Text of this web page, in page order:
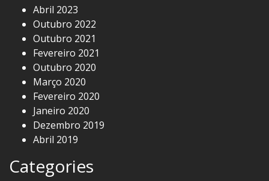
Abril 2023
Outubro 2022
Outubro 2021
Fevereiro 2021
Outubro 2020
Março 2020
Fevereiro 2020
Janeiro 2020
Dezembro 2019
Abril 2019
Categories